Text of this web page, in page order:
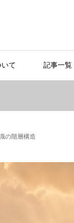
て 記事一覧
の階層構造